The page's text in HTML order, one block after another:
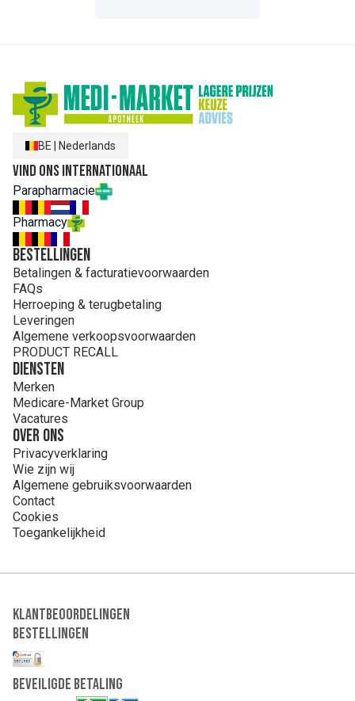
BE Nederlands
Vind ons internationaal
Parapharmacie
Pharmacy
Bestellingen
Betalingen & facturatievoorwaarden
FAQs
Herroeping & terugbetaling
Leveringen
Algemene verkoopsvoorwaarden
PRODUCT RECALL
Diensten
Merken
Medicare-Market Group
Vacatures
Over ons
Privacyverklaring
Wie zijn wij
Algemene gebruiksvoorwaarden
Contact
Cookies
Toegankelijkheid
Klantbeoordelingen
Bestellingen
Beveiligde Betaling